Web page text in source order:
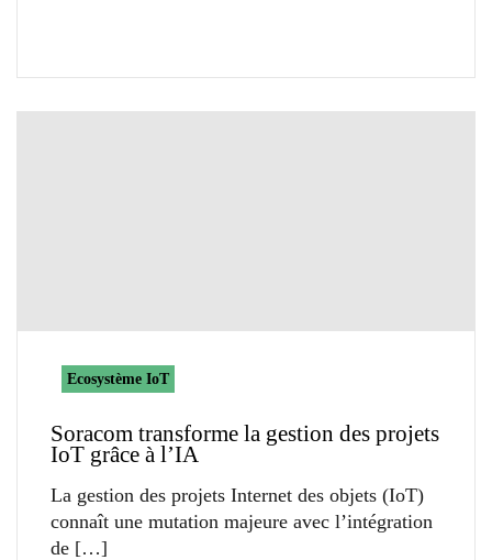
Ecosystème IoT
Soracom transforme la gestion des projets
IoT grâce à l’IA
La gestion des projets Internet des objets (IoT)
connaît une mutation majeure avec l’intégration
de